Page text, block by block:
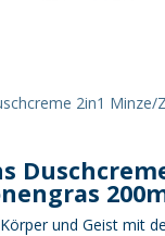
2in1 Minze/
und Geist mit